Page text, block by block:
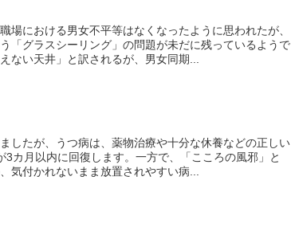
場における男女不平等はなくなったように思われたが、
「グラスシーリング」の問題が未だに残っているようで
ない天井」と訳されるが、男女同期...
したが、うつ病は、薬物治療や十分な休養などの正しい
カ月以内に回復します。一方で、「こころの風邪」と
気付かれないまま放置されやすい病...